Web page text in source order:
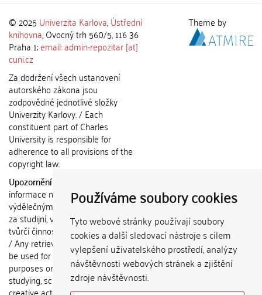
Používáme soubory cookies
Tyto webové stránky používají soubory
cookies a další sledovací nástroje s cílem
vylepšení uživatelského prostředí, analýzy
návštěvnosti webových stránek a zjištění
zdroje návštěvnosti.
© 2025 Univerzita Karlova,Ústřední
knihovna, Ovocný trh 560/5, 116 36
Praha 1;email: admin-repozitar [at]
cuni.cz
Za dodržení všech ustanovení
autorského zákona jsou
zodpovědné jednotlivé složky
Univerzity Karlovy. / Each
constituent part of Charles
University is responsible for
adherence to all provisions of the
copyright law.
Upozornění / Notice:
informace nemohou být použity k
výdělečným účelům nebo vydávány
za studijní, vědeckou nebo jinou
tvůrčí činnost jiné osoby než autora.
/ Any retrieved information shall not
be used for any commercial
purposes or claimed as results of
studying, scientific or any other
Theme by